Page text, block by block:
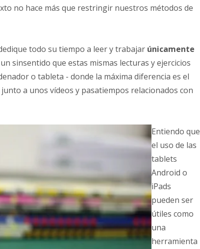
no hace más que restringir nuestros métodos de
todo su tiempo a leer y trabajar únicamente
sinsentido que estas mismas lecturas y ejercicios
o tableta - donde la máxima diferencia es el
a unos vídeos y pasatiempos relacionados con
Entiendo que
el uso de las
tablets
Android o
iPads
pueden ser
útiles como
una
herramienta